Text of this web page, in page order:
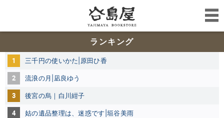
ランキング
1 三千円の使いかた|原田ひ香
2 流浪の月|凪良ゆう
3 後宮の烏｜白川紺子
4 姑の遺品整理は、迷惑です|垣谷美雨